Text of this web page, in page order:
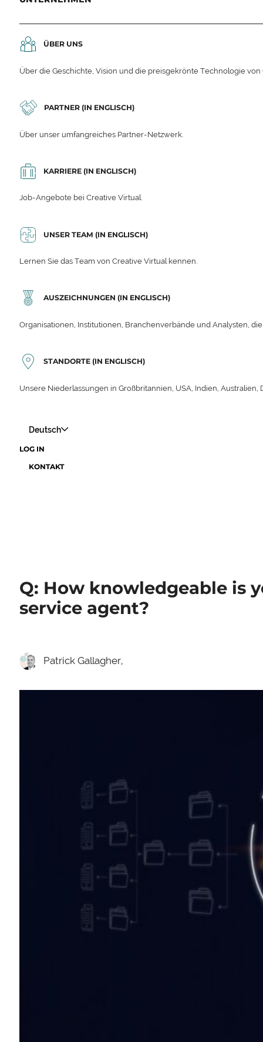
ÜBER UNS
Über die Geschichte, Vision und die preisgekrönte Technologie von
PARTNER (IN ENGLISCH)
Über unser umfangreiches Partner-Netzwerk.
KARRIERE (IN ENGLISCH)
Job-Angebote bei Creative Virtual.
UNSER TEAM (IN ENGLISCH)
Lernen Sie das Team von Creative Virtual kennen.
AUSZEICHNUNGEN (IN ENGLISCH)
Organisationen, Institutionen, Branchenverbände und Analysten,
STANDORTE (IN ENGLISCH)
Unsere Niederlassungen in Großbritannien, USA, Indien, Australien,
Deutsch
LOG IN
KONTAKT
Q: How knowledgeable is
service agent?
Patrick Gallagher,